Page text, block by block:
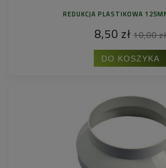
REDUKCJA PLASTIKOWA
8,50 zł 10,00 zł
DO KOSZYKA